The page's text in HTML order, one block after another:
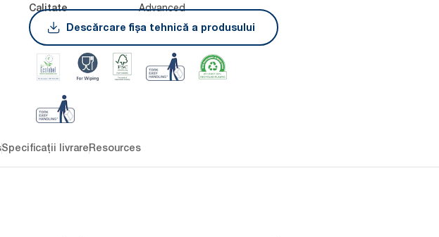
Calitate
Advanced
Descărcare fișa tehnică a produsului
Specificații livrareResources